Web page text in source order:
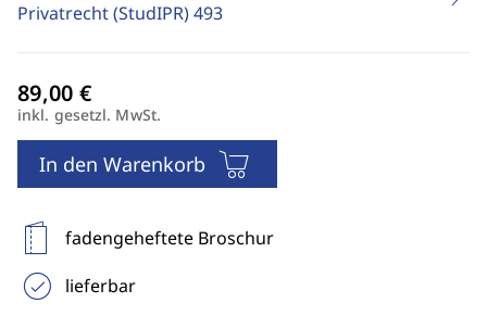
Privatrecht (StudIPR)493
inkl. gesetzl. MwSt.
In den Warenkorb
fadengeheftete Broschur
lieferbar